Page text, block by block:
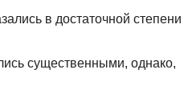
в достаточной степени
существенными, однако,